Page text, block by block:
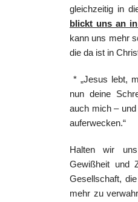
gleichzeitig in
blickt uns an
kann uns mehr
die da ist in
* „Jesus lebt,
nun deine
auch mich –
auferwecken.“
Halten wir
Gewißheit und
Gesellschaft,
mehr zu